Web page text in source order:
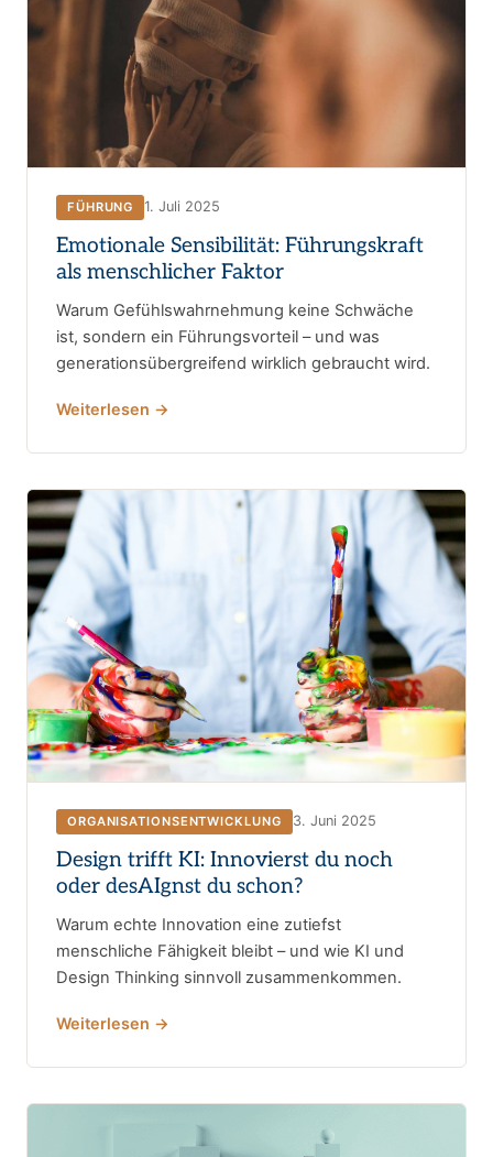
FÜHRUNG 1. Juli 2025
Emotionale Sensibilität: Führungskraft
als menschlicher Faktor
Warum Gefühlswahrnehmung keine Schwäche
ist, sondern ein Führungsvorteil – und was
generationsübergreifend wirklich gebraucht wird.
Weiterlesen →
ORGANISATIONSENTWICKLUNG 3. Juni 2025
Design trifft KI: Innovierst du noch
oder desAIgnst du schon?
Warum echte Innovation eine zutiefst
menschliche Fähigkeit bleibt – und wie KI und
Design Thinking sinnvoll zusammenkommen.
Weiterlesen →